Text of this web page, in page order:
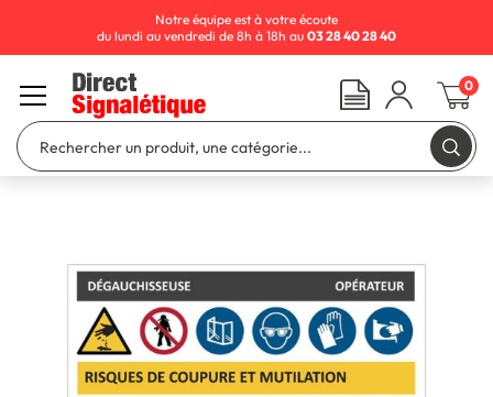
Notre équipe est à votre écoute
du lundi au vendredi de 8h à 18h au 03 28 40 28 40
0